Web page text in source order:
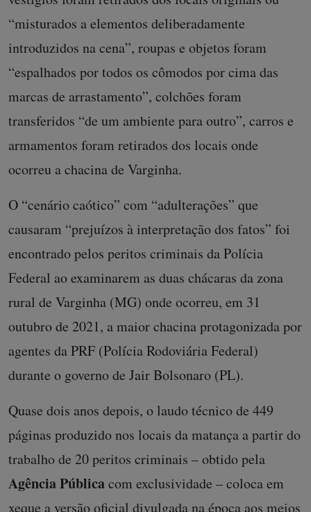
“misturados a elementos deliberadamente
introduzidos na cena”, roupas e objetos foram
“espalhados por todos os cômodos por cima das
marcas de arrastamento”, colchões foram
transferidos “de um ambiente para outro”, carros e
armamentos foram retirados dos locais onde
ocorreu a chacina de Varginha.
O “cenário caótico” com “adulterações” que
causaram “prejuízos à interpretação dos fatos” foi
encontrado pelos peritos criminais da Polícia
Federal ao examinarem as duas chácaras da zona
rural de Varginha (MG) onde ocorreu, em 31
outubro de 2021, a maiorchacina protagonizada por
agentes da PRF (Polícia Rodoviária Federal)
durante o governo de Jair Bolsonaro (PL).
Quase dois anos depois, o laudo técnico de 449
páginas produzido nos locais da matança a partir do
trabalho de 20 peritos criminais – obtido pela
Agência Públicacom exclusividade – coloca em
xeque a versão oficial divulgada na época aos meios